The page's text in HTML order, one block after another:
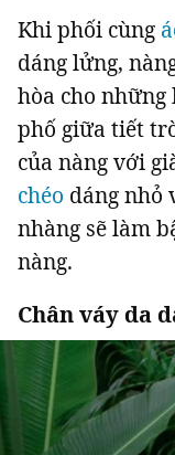
Khi phối cùng
dáng lửng,
hòa cho những
phố giữa tiết
của nàng với
chéo dáng nhỏ
nhàng sẽ làm
nàng.
Chân váy da